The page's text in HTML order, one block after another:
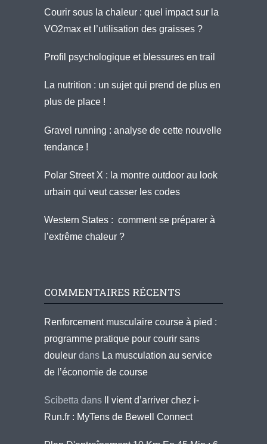
Courir sous la chaleur : quel impact sur la
VO2max et l’utilisation des graisses ?
Profil psychologique et blessures en trail
La nutrition : un sujet qui prend de plus en
plus de place !
Gravel running : analyse de cette nouvelle
tendance !
Polar Street X : la montre outdoor au look
urbain qui veut casser les codes
Western States : comment se préparer à
l’extrême chaleur ?
COMMENTAIRES RÉCENTS
Renforcement musculaire course à pied :
programme pratique pour courir sans
douleur dans La musculation au service
de l’économie de course
Scibetta dans
Il vient d’arriver chez i-
Run.fr : MyTens de Bewell Connect